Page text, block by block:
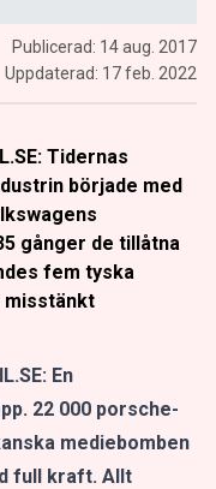
Publicerad: 14 aug. 2017
Uppdaterad: 17 feb. 2022
Tidernas
började med
gånger de tillåtna
fem tyska
misstänkt
En
22 000 porsche-
mediebomben
full kraft. Allt